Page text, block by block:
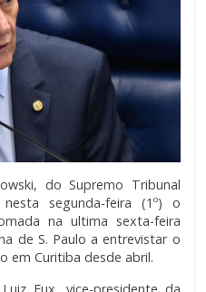
do Supremo Tribunal
segunda-feira (1º) o
na ultima sexta-feira
de S. Paulo a entrevistar o
em Curitiba desde abril.